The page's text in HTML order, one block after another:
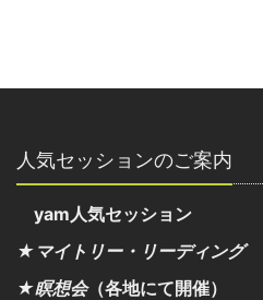
人気セッションのご案内
yam人気セッション
★マイトリー・リーディング
★瞑想会（各地にて開催）